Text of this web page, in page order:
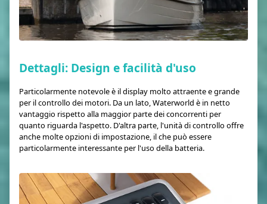
Dettagli: Design e facilità d'uso
Particolarmente notevole è il display molto attraente e grande
per il controllo dei motori. Da un lato, Waterworld è in netto
vantaggio rispetto alla maggior parte dei concorrenti per
quanto riguarda l'aspetto. D'altra parte, l'unità di controllo offre
anche molte opzioni di impostazione, il che può essere
particolarmente interessante per l'uso della batteria.